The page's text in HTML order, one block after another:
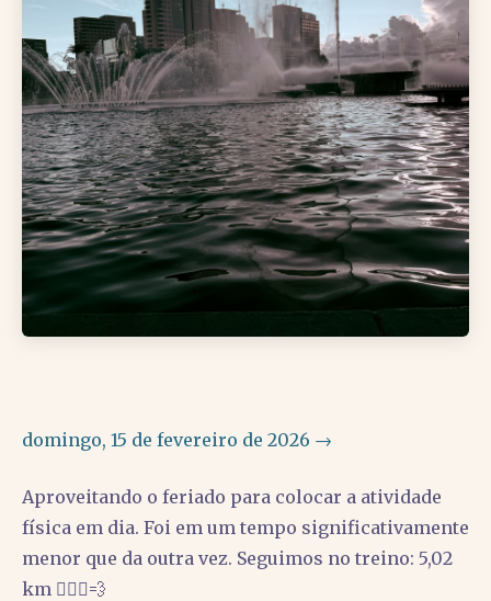
domingo, 15 de fevereiro de 2026 →
Aproveitando o feriado para colocar a atividade
física em dia. Foi em um tempo significativamente
menor que da outra vez. Seguimos no treino: 5,02
km 🏃🏽‍♂️💨